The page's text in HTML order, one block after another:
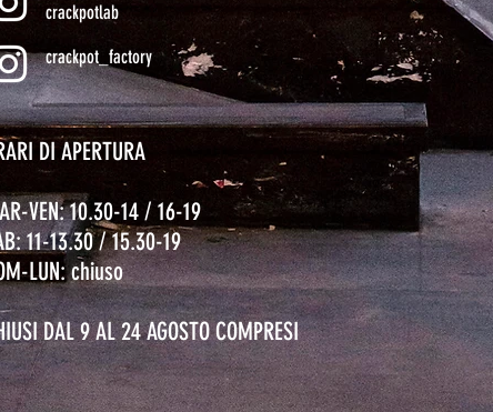
crackpotlab
crackpot_factory
DI APERTURA
VEN: 10.30-14 / 16-19
11-13.30 / 15.30-19
LUN: chiuso
DAL 9 AL 24 AGOSTO COMPRESI